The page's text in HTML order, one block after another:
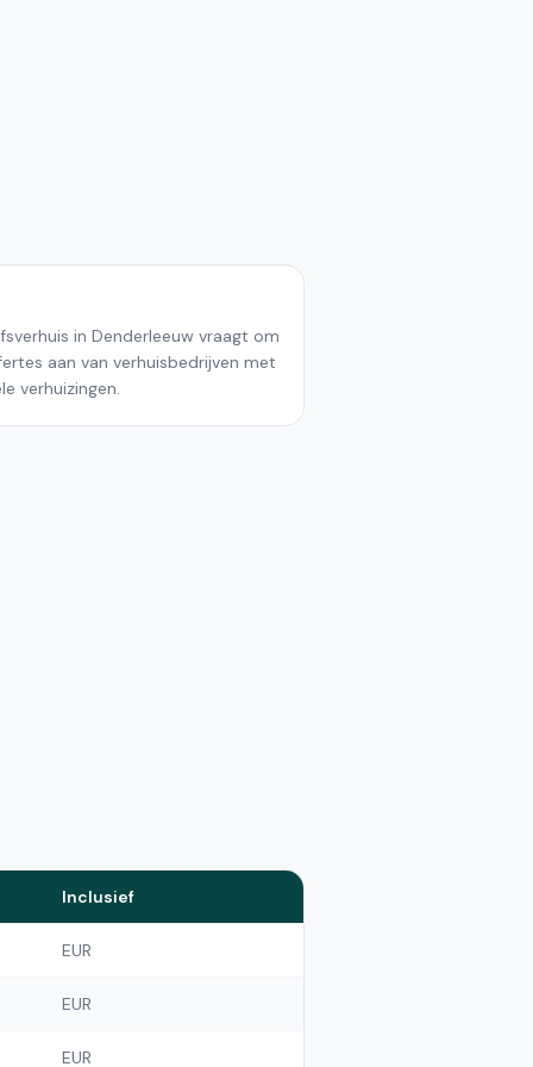
in Denderleeuw vraagt om
aan van verhuisbedrijven met
verhuizingen.
Inclusief
EUR
EUR
EUR